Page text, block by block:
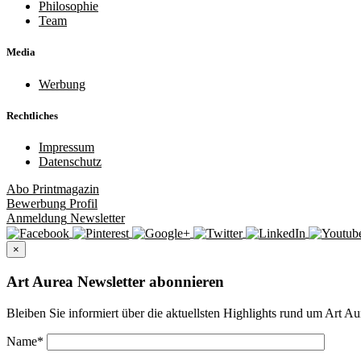
Philosophie
Team
Media
Werbung
Rechtliches
Impressum
Datenschutz
Abo Printmagazin
Bewerbung Profil
Anmeldung Newsletter
×
Art Aurea Newsletter abonnieren
Bleiben Sie informiert über die aktuellsten Highlights rund um Art
Name*